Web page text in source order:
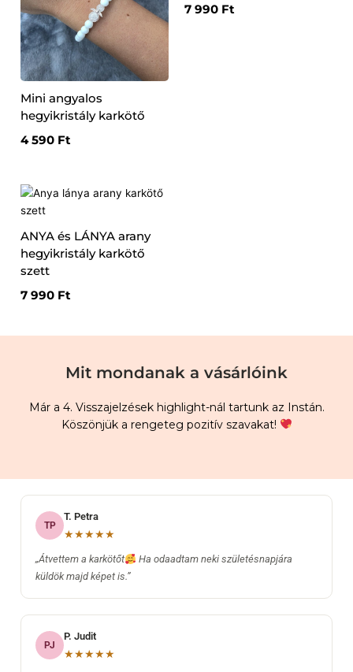
Mini angyalos
hegyikristály karkötő
4 590 Ft
7 990 Ft
ANYA és LÁNYA arany
hegyikristály karkötő
szett
7 990 Ft
Mit mondanak a vásárlóink
Már a 4. Visszajelzések highlight-nál tartunk az Instán.
Köszönjük a rengeteg pozitív szavakat!
TP
T. Petra
★★★★★
„Átvettem a karkötőt
Ha odaadtam neki születésnapjára
küldök majd képet is.”
PJ
P. Judit
★★★★★